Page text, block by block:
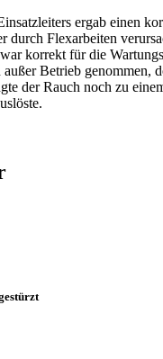
ergab einen
durch Flexarbeiten
korrekt für die
Betrieb genommen,
der Rauch noch zu